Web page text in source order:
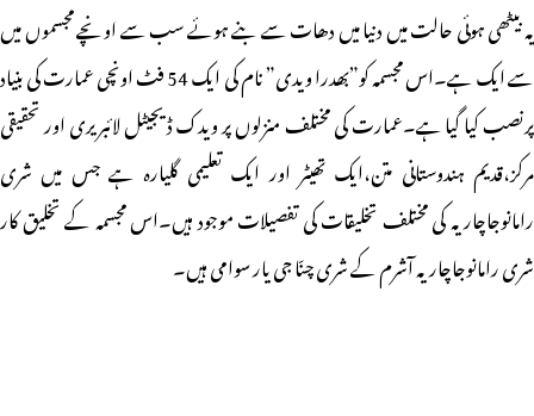
یہ بیٹھی ہوئی حالت میں دنیا میں دھات سے بنے ہوئے سب سے اونچے مجسموں میں
سے ایک ہے۔اس مجسمہ کو”بھدرا ویدی” نام کی ایک 54 فٹ اونچی عمارت کی بنیاد
پرنصب کیا گیا ہے۔عمارت کی مختلف منزلوں پر ویدک ڈیجیٹل لائبریری اور تحقیقی
مرکز،قدیم ہندوستانی متن،ایک تھیٹر اور ایک تعلیمی گلیارہ ہے جس میں شری
رامانوجاچاریہ کی مختلف تخلیقات کی تفصیلات موجود ہیں۔اس مجسمہ کے تخلیق کار
شری رامانوجاچاریہ آشرم کے شری چنّا جی یار سوامی ہیں۔